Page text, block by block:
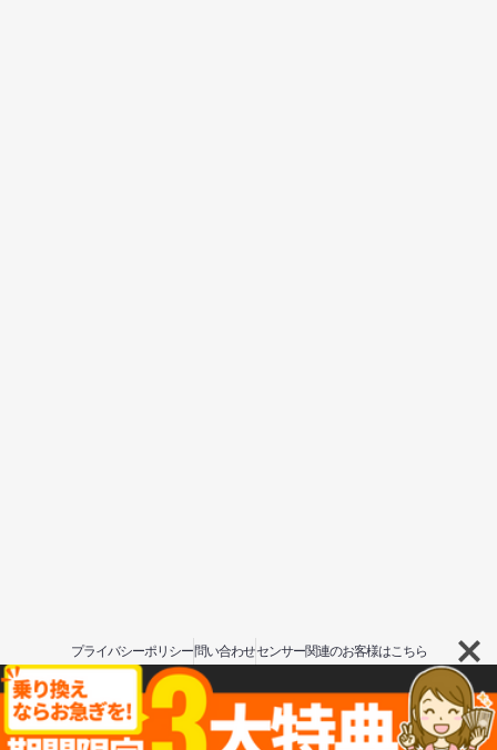
プライバシーポリシー問い合わせセンサー関連のお客様はこちら
Copyright © moriseisosha 2024. All rights reserved.